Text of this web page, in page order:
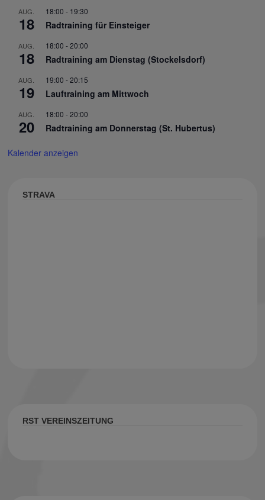
AUG.
18
18:00 - 19:30
Radtraining für Einsteiger
AUG.
18
18:00 -20:00
Radtraining am Dienstag (Stockelsdorf)
AUG.
19
19:00 -20:15
Lauftraining am Mittwoch
AUG.
20
18:00 -20:00
Radtraining am Donnerstag (St. Hubertus)
Kalender anzeigen
STRAVA
RST VEREINSZEITUNG